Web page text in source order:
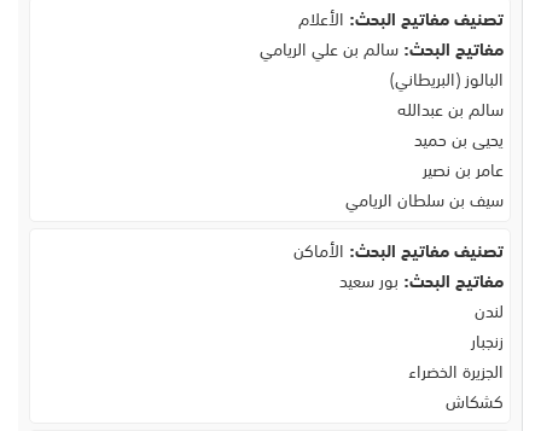
تصنيف مفاتيح البحث: الأعلام
مفاتيح البحث:سالم بن علي الريامي
البالوز (البريطاني)
سالم بن عبدالله
يحيى بن حميد
عامر بن نصير
سيف بن سلطان الريامي
تصنيف مفاتيح البحث: الأماكن
مفاتيح البحث: بور سعيد
لندن
زنجبار
الجزيرة الخضراء
كشكاش